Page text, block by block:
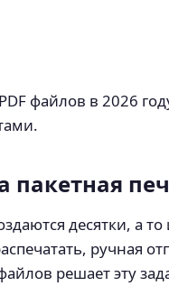
файлов в 2026
десятки, а
ручная
решает эту